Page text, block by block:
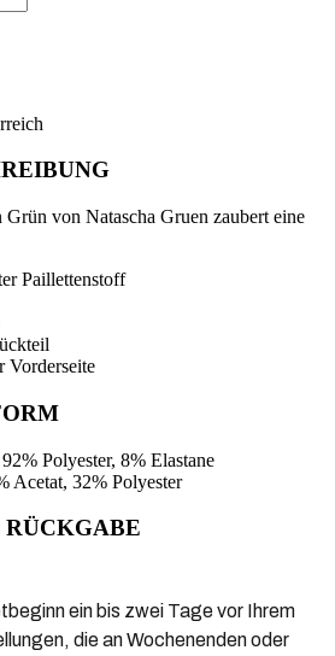
von Natascha Gruen zaubert eine
Paillettenstoff
Vorderseite
Polyester, 8% Elastane
Acetat, 32% Polyester
ein bis zwei Tage vor Ihrem
die an Wochenenden oder